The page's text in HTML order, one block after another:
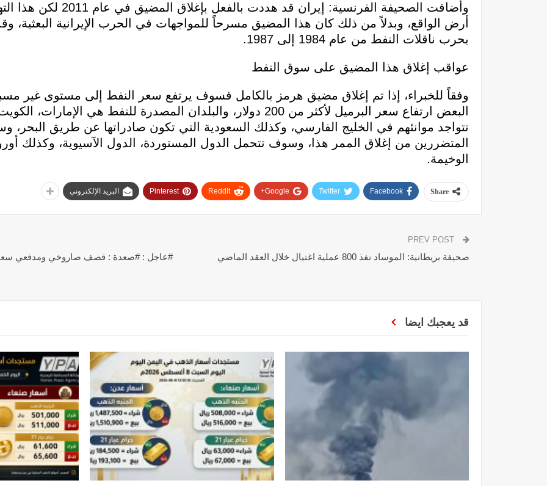
وأضافت الصحيفة الفرنسية: إيران قد
أرض الواقع، وبدلاً من ذلك كان هذا المضيق مسرحاً للمواجهات في الحرب الإيرانية البعثية،
بحرب ناقلات النفط من عام 1984 إلى 1987.
عواقب إغلاق هذا المضيق على سوق النفط
وفقاً للخبراء، إذا تم إغلاق مضيق هرمز بالكامل فسوف يرتفع سعر النفط إلى مستوى غير
البعض ارتفاع سعر البرميل لأكثر من 200 دولار، والبلدان المصدرة للنفط هي
تتواجد موانئهم في الخليج الفارسي، وكذلك السعودية التي تكون صادراتها عن طريق البحر،
المتضررين من إغلاق الممر هذا، وسوف تتحمل الدول المستوردة، الدول الآسيوية، وكذلك
الوخيمة.
Share
Facebook
Twitter
Google+
ReddIt
Pinterest البريد الإلكتروني
صحيفة بريطانية: الموساد نفذ 800 عملية اغتيال خلال العقد الماضي
#عاجل : #صعدة : قصف صاروخي ومدفعي
قد يعجبك ايضا